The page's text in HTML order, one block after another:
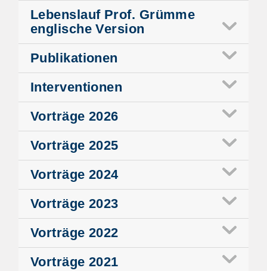
Lebenslauf Prof. Grümme
englische Version
Publikationen
Interventionen
Vorträge 2026
Vorträge 2025
Vorträge 2024
Vorträge 2023
Vorträge 2022
Vorträge 2021